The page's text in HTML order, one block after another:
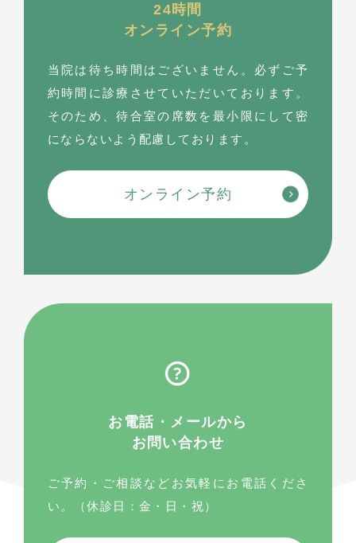
24時間
オンライン予約
当院は待ち時間はございません。必ずご予
約時間に診療させていただいております。
そのため、待合室の席数を最⼩限にして密
にならないよう配慮しております。
オンライン予約
お電話・メールから
お問い合わせ
ご予約・ご相談などお気軽にお電話くださ
い。（休診日：金・日・祝）